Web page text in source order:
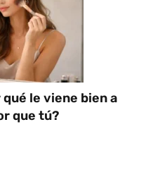
le viene bien a
que tú?